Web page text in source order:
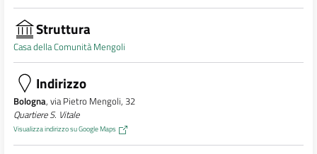
Struttura
Casa della Comunità Mengoli
Indirizzo
Bologna, via Pietro Mengoli, 32
Quartiere S. Vitale
Visualizza indirizzo su Google Maps